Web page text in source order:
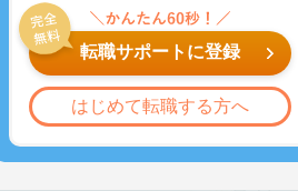
転職サポートに登録
はじめて転職する方へ